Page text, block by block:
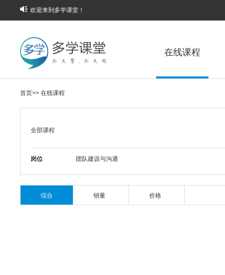
欢迎来到多学课堂！
在线课程
首页>> 在线课程
全部课程
岗位 团队建设与沟通
综合 销量 价格